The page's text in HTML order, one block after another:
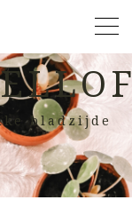
bladzijde